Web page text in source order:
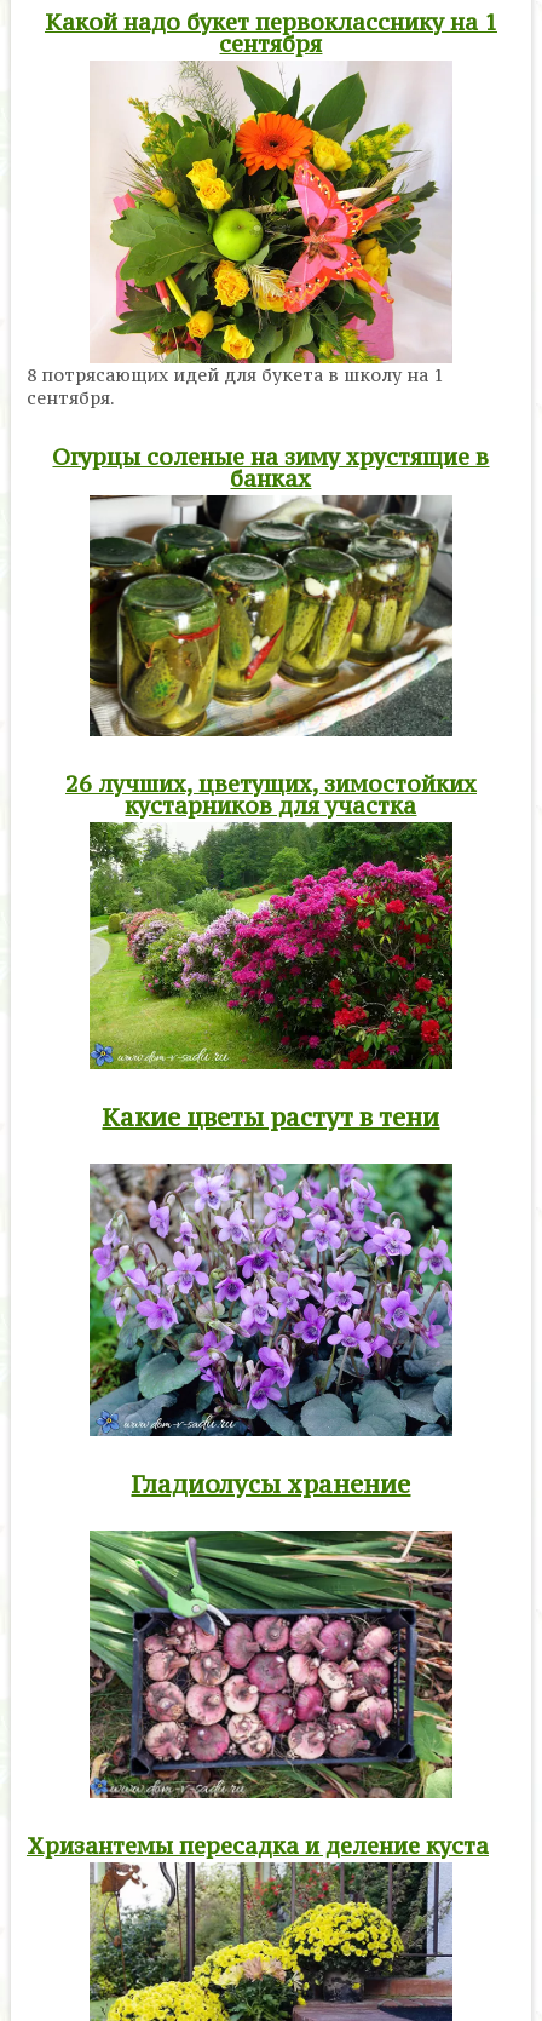
Какой надо букет первокласснику на 1
сентября
8 потрясающих идей для букета в школу на 1
сентября.
Огурцы соленые на зиму хрустящие в
банках
26 лучших, цветущих, зимостойких
кустарников для участка
Какие цветы растут в тени
Гладиолусы хранение
Хризантемы пересадка и деление куста